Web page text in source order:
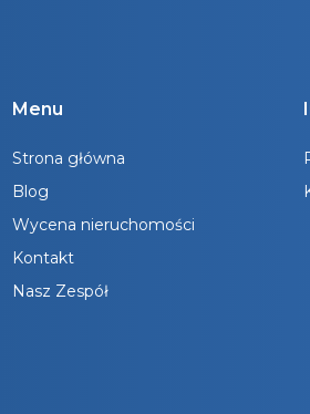
Menu
Strona główna
Blog
Wycena nieruchomości
Kontakt
Nasz Zespół